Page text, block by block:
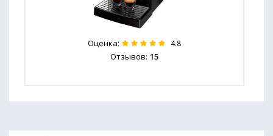
Оценка: 4.8
Отзывов: 15